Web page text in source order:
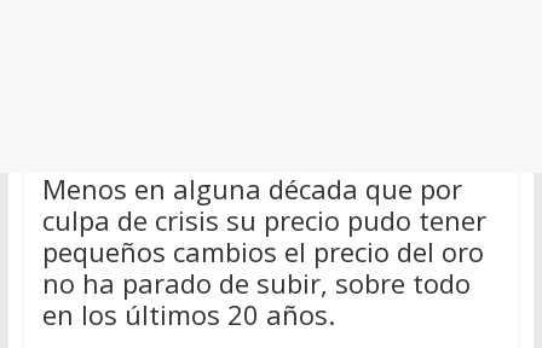
Menos en alguna década que por
culpa de crisis su precio pudo tener
pequeños cambios el precio del oro
no ha parado de subir, sobre todo
en los últimos 20 años.